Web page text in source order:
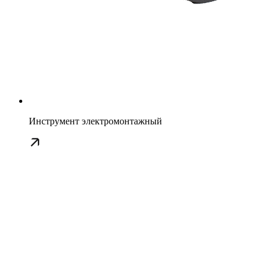
Инструмент электромонтажный